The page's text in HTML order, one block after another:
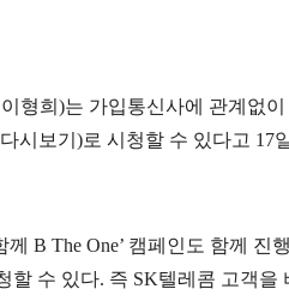
이형희 )는 가입통신사에 관계없이
다시보기 )로 시청할 수 있다고 17
께 B The One’ 캠페인도 함께 진
할 수 있다. 즉 SK텔레콤 고객을